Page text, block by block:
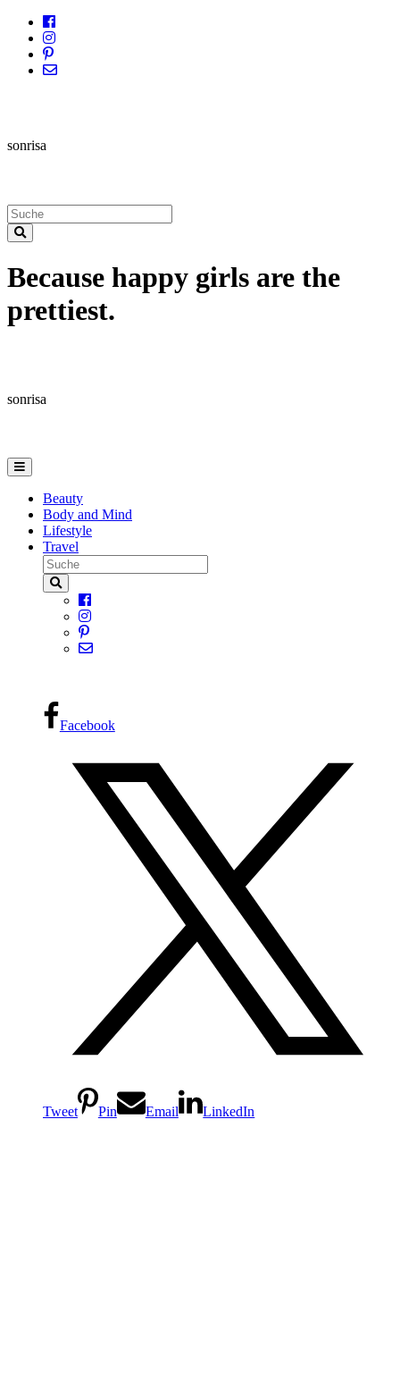
sonrisa
Because happy girls are the
prettiest.
sonrisa
Beauty
Body and Mind
Lifestyle
Travel
Facebook
Tweet Pin Email LinkedIn